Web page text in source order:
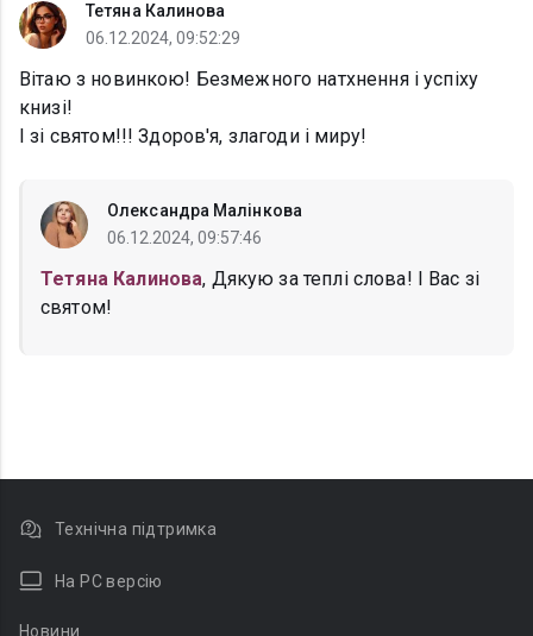
Тетяна Калинова
06.12.2024, 09:52:29
Вітаю з новинкою! Безмежного натхнення і успіху
книзі!
І зі святом!!! Здоров'я, злагоди і миру!
Олександра Малінкова
06.12.2024, 09:57:46
Тетяна Калинова, Дякую за теплі слова! І Вас зі
святом!
Технічна підтримка
На PC версію
Новини